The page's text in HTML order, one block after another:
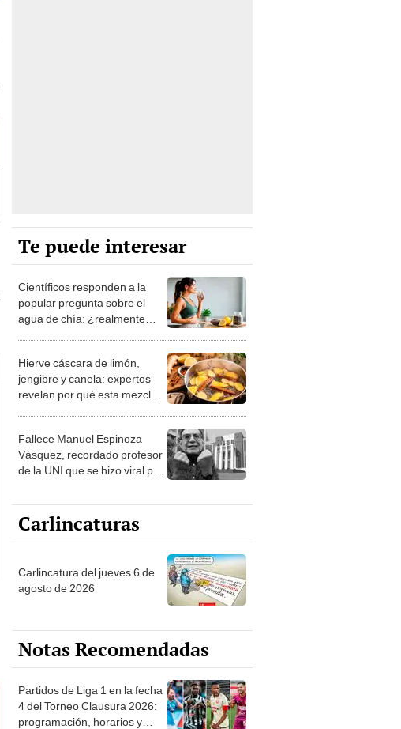
Te puede interesar
Científicos responden a la
popular pregunta sobre el
agua de chía: ¿realmente
Hierve cáscara de limón,
jengibre y canela: expertos
revelan por qué esta mezcla
Fallece Manuel Espinoza
Vásquez, recordado profesor
de la UNI que se hizo viral por
Carlincaturas
Carlincatura del jueves 6 de
agosto de 2026
Notas Recomendadas
Partidos de Liga 1 en la fecha
4 del Torneo Clausura 2026:
programación, horarios y